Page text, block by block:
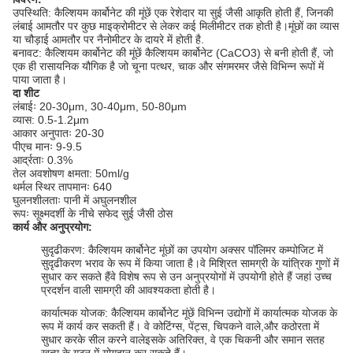
उपस्थिति: कैल्शियम कार्बोनेट की मूंछें एक रेशेदार या सुई जैसी आकृति होती हैं, जिनकी
लंबाई आमतौर पर कुछ माइक्रोमीटर से लेकर कई मिलीमीटर तक होती है।मूंछों का व्यास
या चौड़ाई आमतौर पर नैनोमीटर के दायरे में होती है.
बनावट: कैल्शियम कार्बोनेट की मूंछें कैल्शियम कार्बोनेट (CaCO3) से बनी होती हैं, जो
एक ही रासायनिक यौगिक है जो चूना पत्थर, चाक और संगमरमर जैसे विभिन्न रूपों में
पाया जाता है।
दा शीट
लंबाईः 20-30μm, 30-40μm, 50-80μm
व्यास: 0.5-1.2μm
आकार अनुपातः 20-30
पीएच मानः 9-9.5
आर्द्रताः 0.3%
तेल अवशोषण क्षमता: 50ml/g
थर्मल स्थिर तापमानः 640
घुलनशीलताः पानी में अघुलनशील
रूपः सूक्ष्मदर्शी के नीचे सफेद सुई जैसी ठोस
कार्य और अनुप्रयोग:
सुदृढीकरण: कैल्शियम कार्बोनेट मूंछों का उपयोग अक्सर पॉलिमर कम्पोजिट में
सुदृढीकरण भराव के रूप में किया जाता है।वे मिश्रित सामग्री के यांत्रिक गुणों में
सुधार कर सकते हैंवे विशेष रूप से उन अनुप्रयोगों में उपयोगी होते हैं जहां उच्च
प्रदर्शन वाली सामग्री की आवश्यकता होती है।
कार्यात्मक योजक: कैल्शियम कार्बोनेट मूंछें विभिन्न उद्योगों में कार्यात्मक योजक के
रूप में कार्य कर सकती हैं। वे कोटिंग्स, पेंट्स, चिपकने वाले,और कठोरता में
सुधार करके सील करने वालेइसके अतिरिक्त, वे एक चिकनी और समान सतह